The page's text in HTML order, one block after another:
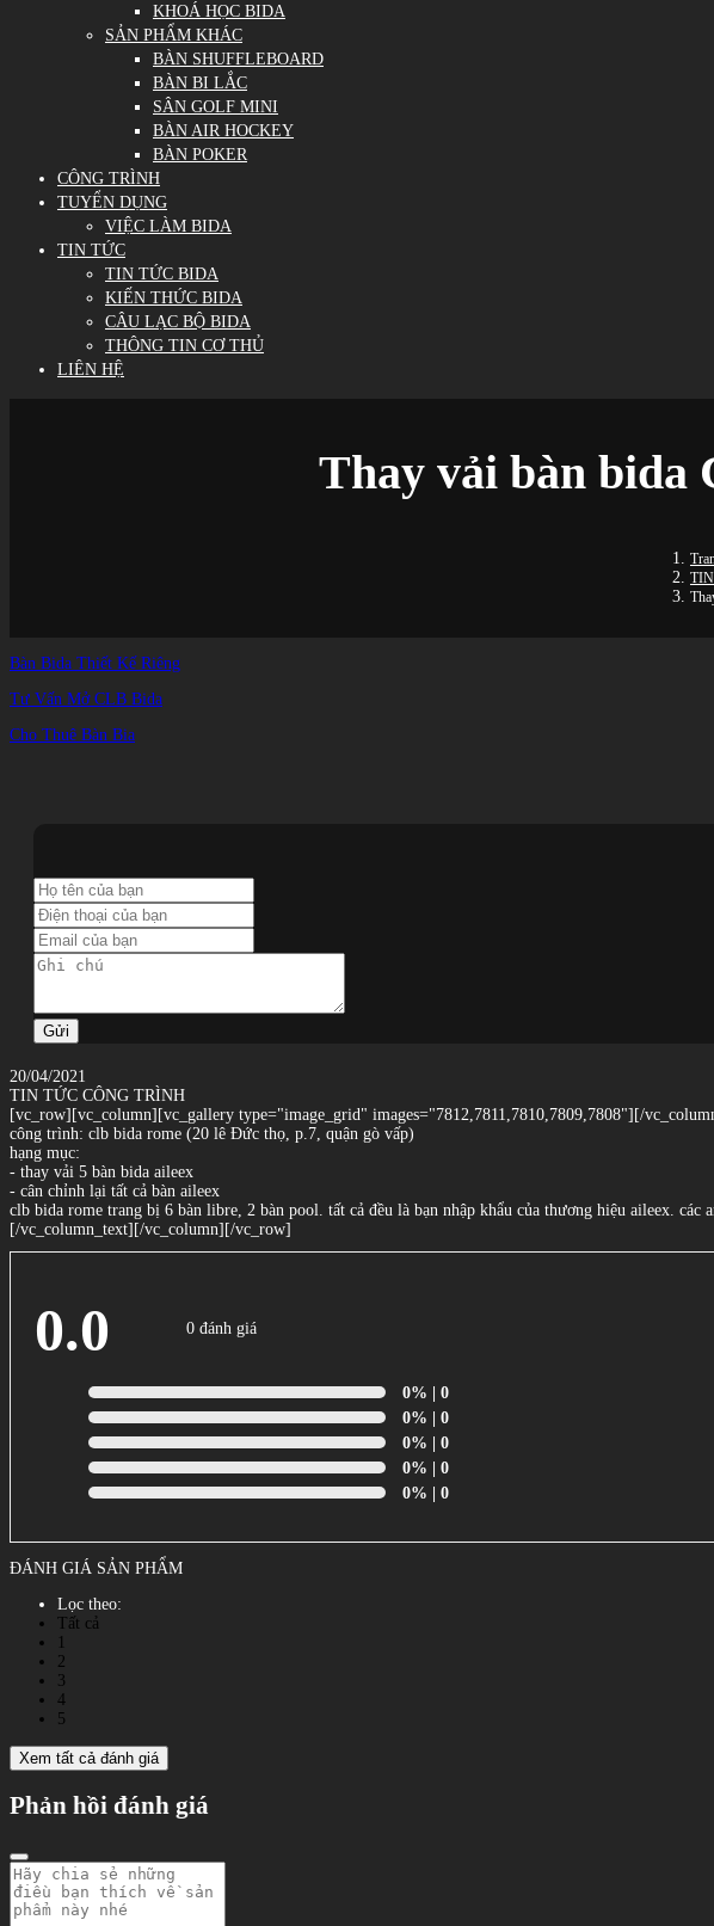
KHOÁ HỌC BIDA
SẢN PHẨM KHÁC
BÀN SHUFFLEBOARD
BÀN BI LẮC
SÂN GOLF MINI
BÀN AIR HOCKEY
BÀN POKER
CÔNG TRÌNH
TUYỂN DỤNG
VIỆC LÀM BIDA
TIN TỨC
TIN TỨC BIDA
KIẾN THỨC BIDA
CÂU LẠC BỘ BIDA
THÔNG TIN CƠ THỦ
LIÊN HỆ
Thay vải bàn
Bàn Bida Thiết Kế Riêng
Tư Vấn Mở CLB Bida
Cho Thuê Bàn Bia
Gửi
20/04/2021
TIN TỨC CÔNG TRÌNH
[vc_row][vc_column][vc_gallery type="image_grid" images="7812,7811,7810,7809,7808"][/
công trình: clb bida rome (20 lê Đức thọ, p.7, quận gò vấp)
hạng mục:
- thay vải 5 bàn bida aileex
- cân chỉnh lại tất cả bàn aileex
clb bida rome trang bị 6 bàn libre, 2 bàn pool. tất cả đều là bạn nhập khẩu của thương hiệu aileex.
[/vc_column_text][/vc_column][/vc_row]
0.0 0 đánh giá
0% | 0
0% | 0
0% | 0
0% | 0
0% | 0
ĐÁNH GIÁ SẢN PHẨM
Lọc theo:
Tất cả
2
3
4
5
Xem tất cả đánh giá
Phản hồi đánh giá